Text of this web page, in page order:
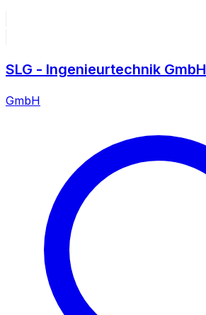
SLG - Ingenieurtechnik GmbH
GmbH